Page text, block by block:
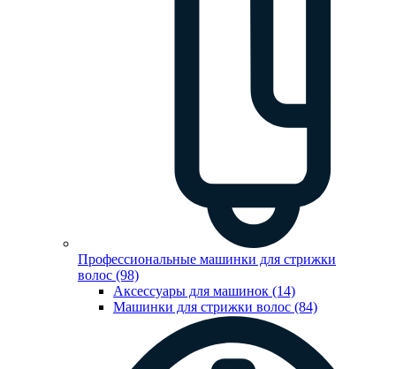
Профессиональные машинки для стрижки
волос (98)
Аксессуары для машинок (14)
Машинки для стрижки волос (84)